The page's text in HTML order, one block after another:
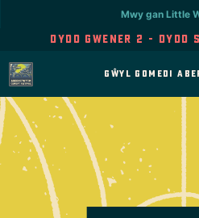
Dydd Gwener 2 - Dydd
Mwy gan Little
Gŵyl Gomedi